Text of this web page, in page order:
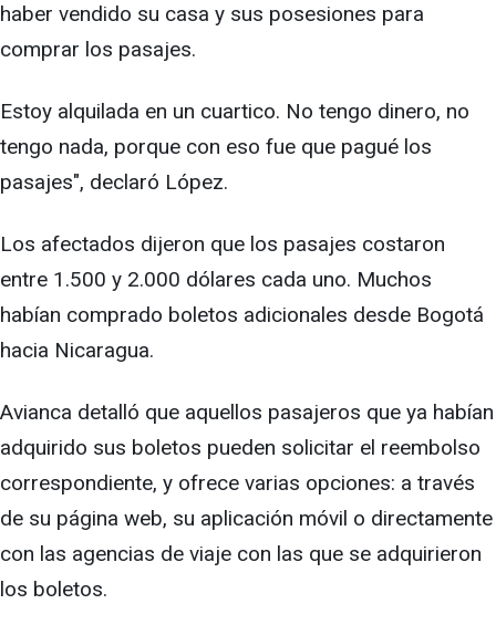
haber vendido su casa y sus posesiones para
comprar los pasajes.
Estoy alquilada en un cuartico. No tengo dinero, no
tengo nada, porque con eso fue que pagué los
pasajes", declaró López.
Los afectados dijeron que los pasajes costaron
entre 1.500 y 2.000 dólares cada uno. Muchos
habían comprado boletos adicionales desde Bogotá
hacia Nicaragua.
Avianca detalló que aquellos pasajeros que ya habían
adquirido sus boletos pueden solicitar el reembolso
correspondiente, y ofrece varias opciones: a través
de su página web, su aplicación móvil o directamente
con las agencias de viaje con las que se adquirieron
los boletos.